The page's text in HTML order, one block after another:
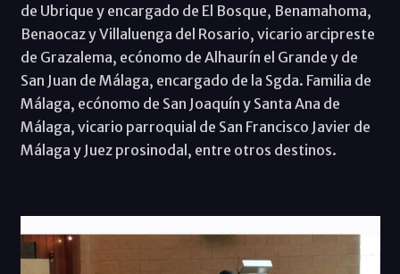
de Ubrique y encargado de El Bosque, Benamahoma,
Benaocaz y Villaluenga del Rosario, vicario arcipreste
de Grazalema, ecónomo de Alhaurín el Grande y de
San Juan de Málaga, encargado de la Sgda. Familia de
Málaga, ecónomo de San Joaquín y Santa Ana de
Málaga, vicario parroquial de San Francisco Javier de
Málaga y Juez prosinodal, entre otros destinos.